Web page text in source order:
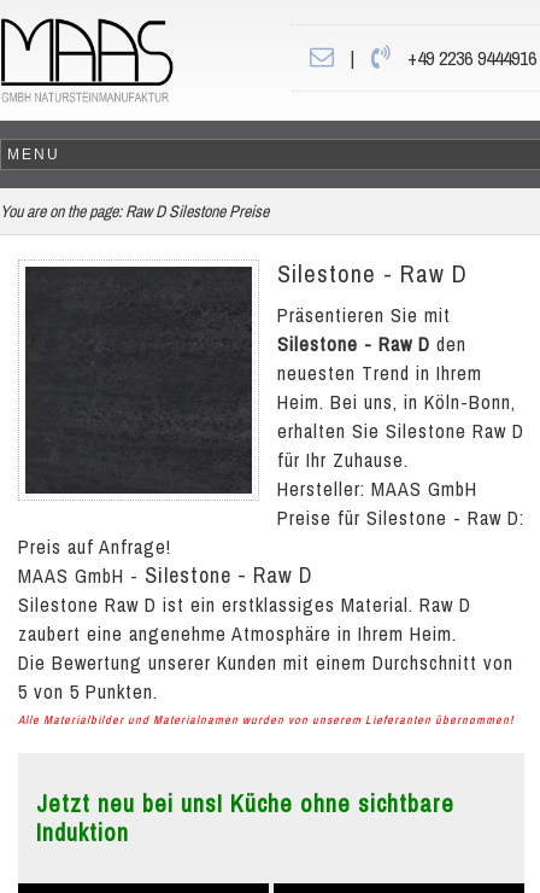
| +49 2236 9444916
You are on the page: Raw D Silestone Preise
Silestone - Raw D
Präsentieren Sie mit
Silestone - Raw D den
neuesten Trend in Ihrem
Heim. Bei uns, in Köln-Bonn,
erhalten Sie Silestone Raw D
für Ihr Zuhause.
Hersteller: MAAS GmbH
Preise für Silestone - Raw D:
Preis auf Anfrage!
MAAS GmbH - Silestone - Raw D
Silestone Raw D ist ein erstklassiges Material. Raw D
zaubert eine angenehme Atmosphäre in Ihrem Heim.
Die Bewertung unserer Kunden mit einem Durchschnitt von
5 von 5 Punkten.
Alle Materialbilder und Materialnamen wurden von unserem Lieferanten übernommen!
Jetzt neu bei uns! Küche ohne sichtbare
Induktion